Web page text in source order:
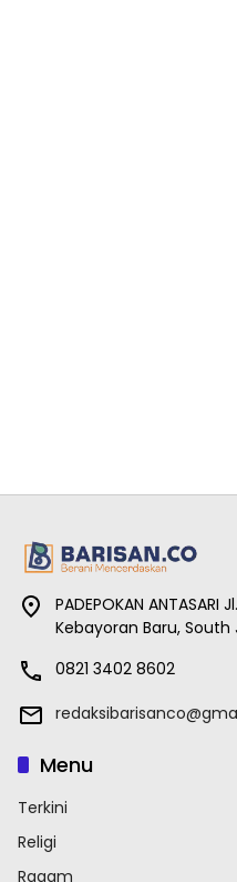
PADEPOKAN ANTASARI
Kebayoran Baru, South
0821 3402 8602
Menu
Terkini
Religi
Ragam